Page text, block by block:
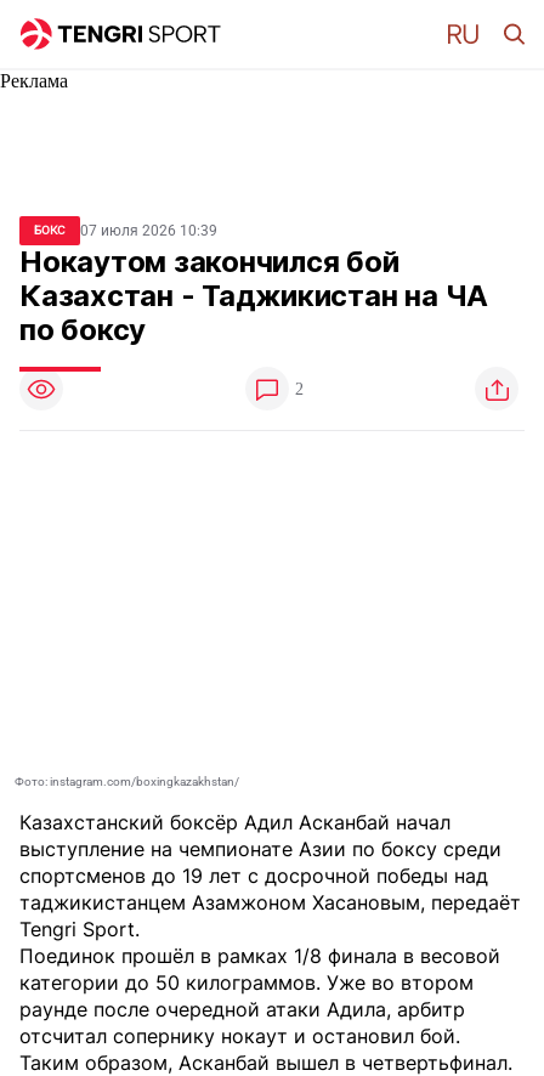
Реклама
БОКС 07 июля 2026 10:39
Нокаутом закончился бой
Казахстан - Таджикистан на ЧА
по боксу
2
Фото: instagram.com/boxingkazakhstan/
Казахстанский боксёр Адил Асканбай начал
выступление на чемпионате Азии по боксу среди
спортсменов до 19 лет с досрочной победы над
таджикистанцем Азамжоном Хасановым, передаёт
Tengri Sport.
Поединок прошёл в рамках 1/8 финала в весовой
категории до 50 килограммов. Уже во втором
раунде после очередной атаки Адила, арбитр
отсчитал сопернику нокаут и остановил бой.
Таким образом, Асканбай вышел в четвертьфинал.